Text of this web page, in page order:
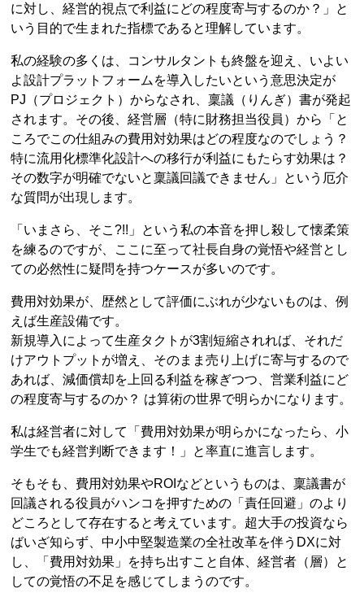
に対し、経営的視点で利益にどの程度寄与するのか？」と
いう目的で生まれた指標であると理解しています。
私の経験の多くは、コンサルタントも終盤を迎え、いよい
よ設計プラットフォームを導入したいという意思決定が
PJ（プロジェクト）からなされ、稟議（りんぎ）書が発起
されます。その後、経営層（特に財務担当役員）から「と
ころでこの仕組みの費用対効果はどの程度なのでしょう？
特に流用化標準化設計への移行が利益にもたらす効果は？
その数字が明確でないと稟議回議できません」という厄介
な質問が出現します。
「いまさら、そこ?!!」という私の本音を押し殺して懐柔策
を練るのですが、ここに至って社長自身の覚悟や経営とし
ての必然性に疑問を持つケースが多いのです。
費用対効果が、歴然として評価にぶれが少ないものは、例
えば生産設備です。
新規導入によって生産タクトが3割短縮されれば、それだ
けアウトプットが増え、そのまま売り上げに寄与するので
あれば、減価償却を上回る利益を稼ぎつつ、営業利益にど
の程度寄与するのか？ は算術の世界で明らかになります。
私は経営者に対して「費用対効果が明らかになったら、小
学生でも経営判断できます！」と率直に進言します。
そもそも、費用対効果やROIなどというものは、稟議書が
回議される役員がハンコを押すための「責任回避」のより
どころとして存在すると考えています。超大手の投資なら
ばいざ知らず、中小中堅製造業の全社改革を伴うDXに対
し、「費用対効果」を持ち出すこと自体、経営者（層）と
しての覚悟の不足を感じてしまうのです。